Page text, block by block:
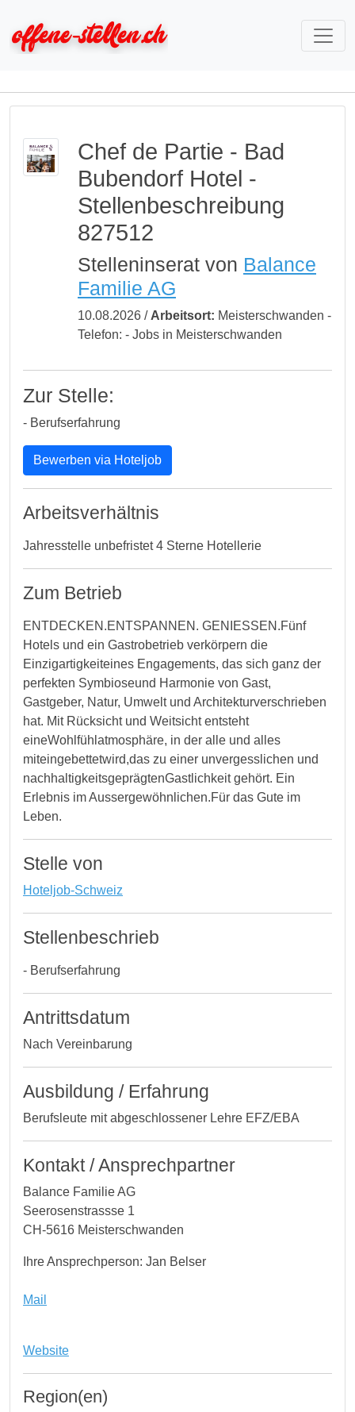
Chef de Partie - Bad
Bubendorf Hotel -
Stellenbeschreibung
827512
Stelleninserat von Balance
Familie AG
10.08.2026 / Arbeitsort: Meisterschwanden -
Telefon: - Jobs in Meisterschwanden
Zur Stelle:
- Berufserfahrung
Bewerben via Hoteljob
Arbeitsverhältnis
Jahresstelle unbefristet 4 Sterne Hotellerie
Zum Betrieb
ENTDECKEN.ENTSPANNEN. GENIESSEN.Fünf
Hotels und ein Gastrobetrieb verkörpern die
Einzigartigkeiteines Engagements, das sich ganz der
perfekten Symbioseund Harmonie von Gast,
Gastgeber, Natur, Umwelt und Architekturverschrieben
hat. Mit Rücksicht und Weitsicht entsteht
eineWohlfühlatmosphäre, in der alle und alles
miteingebettetwird,das zu einer unvergesslichen und
nachhaltigkeitsgeprägtenGastlichkeit gehört. Ein
Erlebnis im Aussergewöhnlichen.Für das Gute im
Leben.
Stelle von
Hoteljob-Schweiz
Stellenbeschrieb
- Berufserfahrung
Antrittsdatum
Nach Vereinbarung
Ausbildung / Erfahrung
Berufsleute mit abgeschlossener Lehre EFZ/EBA
Kontakt / Ansprechpartner
Balance Familie AG
Seerosenstrassse 1
CH-5616 Meisterschwanden
Ihre Ansprechperson: Jan Belser
Mail
Website
Region(en)